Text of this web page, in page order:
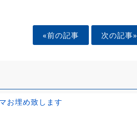
«前の記事 次の記事»
お埋め致します